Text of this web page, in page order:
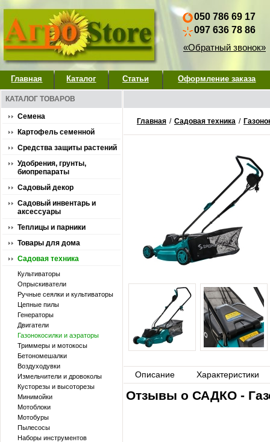
050 786 69 17
097 636 78 86
«Обратный звонок»
Главная Каталог Статьи Оформление заказа
КАТАЛОГ ТОВАРОВ
Семена
Картофель семенной
Средства защиты растений
Удобрения, грунты,
биопрепараты
Садовый декор
Садовый инвентарь и
аксессуары
Теплицы и парники
Товары для дома
Садовая техника
Культиваторы
Опрыскиватели
Ручные сеялки и культиваторы
Цепные пилы
Генераторы
Двигатели
Газонокосилки и аэраторы
Триммеры и мотокосы
Бетономешалки
Воздуходувки
Измельчители и дровоколы
Кусторезы и высоторезы
Минимойки
Мотоблоки
Мотобуры
Пылесосы
Наборы инструментов
Главная / Садовая техника /
Описание Характеристики
Отзывы о САДКО -